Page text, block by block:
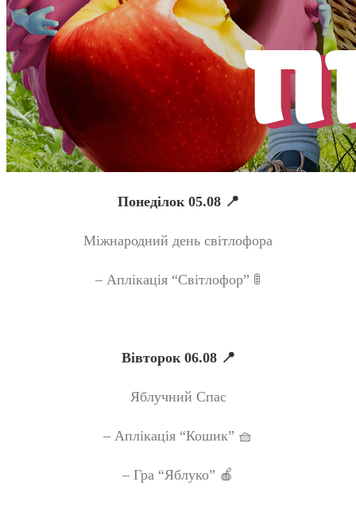
Понеділок 05.08 📍
Міжнародний день світлофора
– Аплікація “Світлофор” 🚦
Вівторок 06.08 📍
Яблучний Спас
– Аплікація “Кошик” 🧺
– Гра “Яблуко” 🍎